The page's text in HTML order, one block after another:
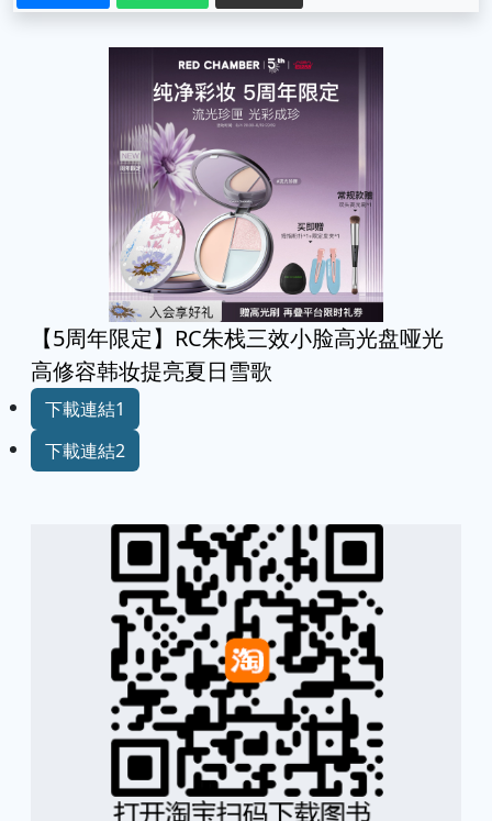
【5周年限定】RC朱栈三效小脸高光盘哑光
高修容韩妆提亮夏日雪歌
下載連結1
下載連結2